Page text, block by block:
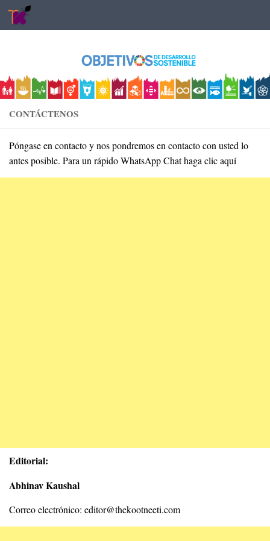
Skip to content
CONTÁCTENOS
Póngase en contacto y nos pondremos en contacto con usted lo
antes posible. Para un rápido WhatsApp Chat haga clic aquí
Editorial:
Abhinav Kaushal
Correo electrónico: editor@thekootneeti.com